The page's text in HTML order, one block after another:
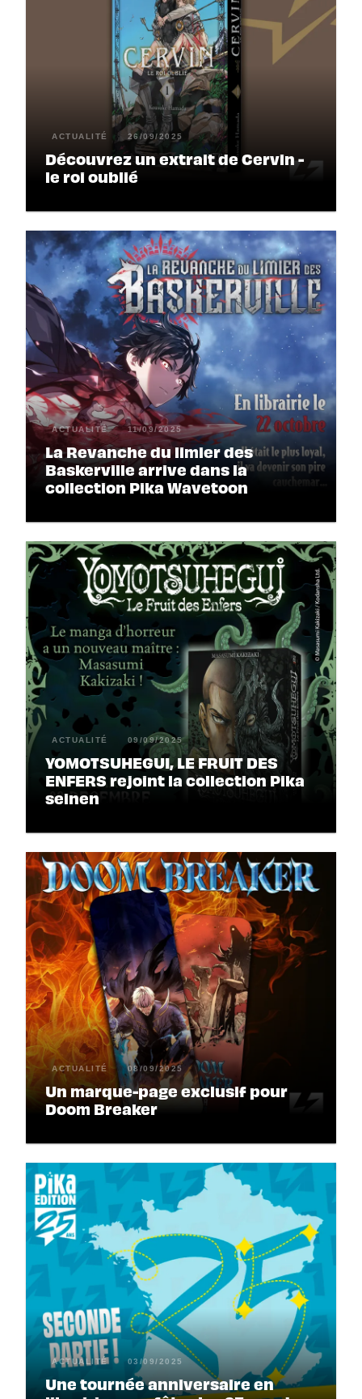
ACTUALITÉ 26/09/2025
Découvrez un extrait de Cervin -
le roi oublié
ACTUALITÉ 11/09/2025
La Revanche du limier des
Baskerville arrive dans la
collection Pika Wavetoon
ACTUALITÉ 09/09/2025
YOMOTSUHEGUI, LE FRUIT DES
ENFERS rejoint la collection Pika
seinen
ACTUALITÉ 08/09/2025
Un marque-page exclusif pour
Doom Breaker
ACTUALITÉ 03/09/2025
Une tournée anniversaire en